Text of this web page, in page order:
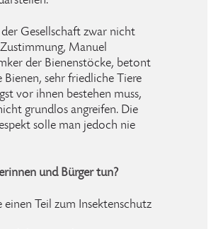
Gesellschaft zwar nicht
Manuel
der Bienenstöcke, betont
Bienen, sehr friedliche Tiere
vor ihnen bestehen muss,
grundlos angreifen. Die
solle man jedoch nie
und Bürger tun?
Teil zum Insektenschutz